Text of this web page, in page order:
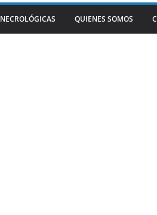
NECROLÓGICAS QUIENES SOMOS